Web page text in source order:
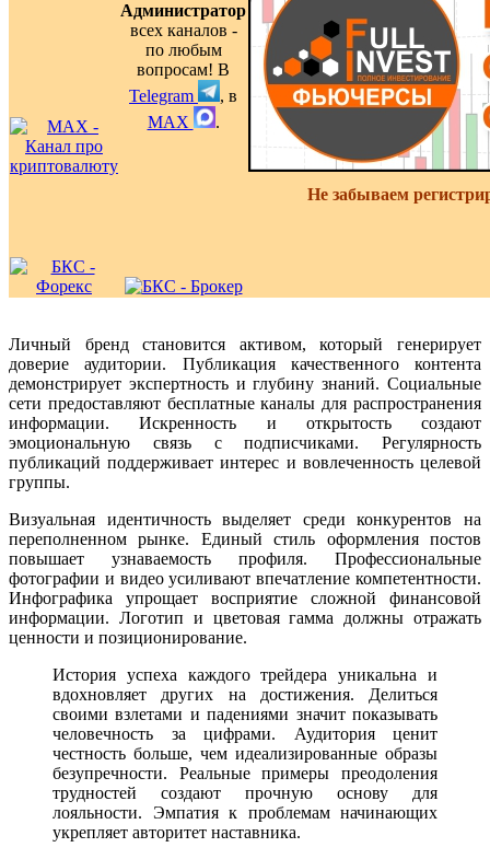
Администратор
всех каналов -
по любым
вопросам! В
Telegram
, в
MAX
.
Не забываем
Личный бренд становится активом, который генерирует
доверие аудитории. Публикация качественного контента
демонстрирует экспертность и глубину знаний. Социальные
сети предоставляют бесплатные каналы для распространения
информации. Искренность и открытость создают
эмоциональную связь с подписчиками. Регулярность
публикаций поддерживает интерес и вовлеченность целевой
группы.
Визуальная идентичность выделяет среди конкурентов на
переполненном рынке. Единый стиль оформления постов
повышает узнаваемость профиля. Профессиональные
фотографии и видео усиливают впечатление компетентности.
Инфографика упрощает восприятие сложной финансовой
информации. Логотип и цветовая гамма должны отражать
ценности и позиционирование.
История успеха каждого трейдера уникальна и
вдохновляет других на достижения. Делиться
своими взлетами и падениями значит показывать
человечность за цифрами. Аудитория ценит
честность больше, чем идеализированные образы
безупречности. Реальные примеры преодоления
трудностей создают прочную основу для
лояльности. Эмпатия к проблемам начинающих
укрепляет авторитет наставника.